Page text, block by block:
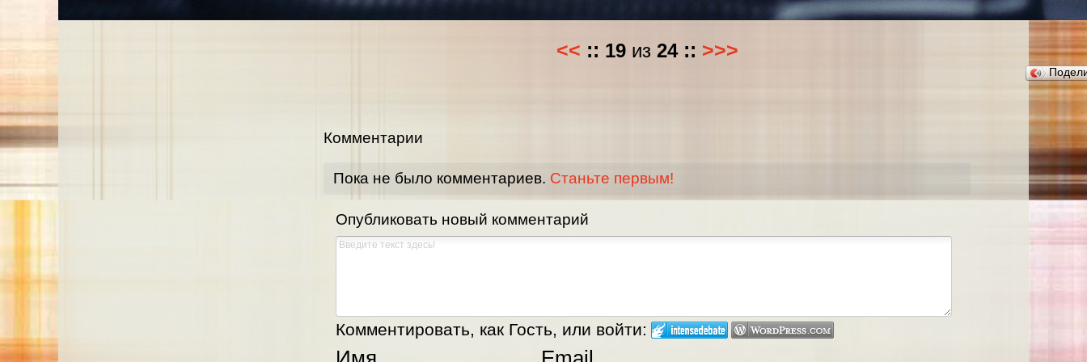
<< :: 19из 24 :: >>>
Комментарии
Пока не было комментариев. Станьте первым!
Опубликовать новый комментарий
Комментировать, как Гость, или войти: